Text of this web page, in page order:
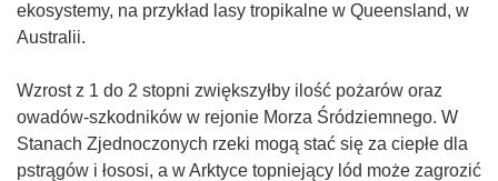
ekosystemy, na przykład lasy tropikalne w Queensland, w
Australii.
Wzrost z 1 do 2 stopni zwiększyłby ilość pożarów oraz
owadów-szkodników w rejonie Morza Śródziemnego. W
Stanach Zjednoczonych rzeki mogą stać się za ciepłe dla
pstrągów i łososi, a w Arktyce topniejący lód może zagrozić